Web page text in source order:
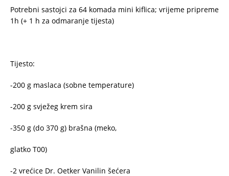
Potrebni sastojci za 64 komada mini kiflica; vrijeme pripreme
1h (+ 1 h za odmaranje tijesta)
Tijesto:
-200 g maslaca (sobne temperature)
-200 g svježeg krem sira
-350 g (do 370 g) brašna (meko,
glatko T00)
-2 vrećice Dr. Oetker Vanilin šećera